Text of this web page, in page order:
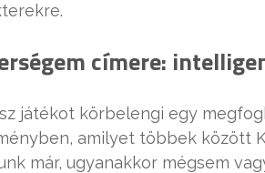
címere:
játékot körbelengi egy
amilyet többek között
már, ugyanakkor mégsem